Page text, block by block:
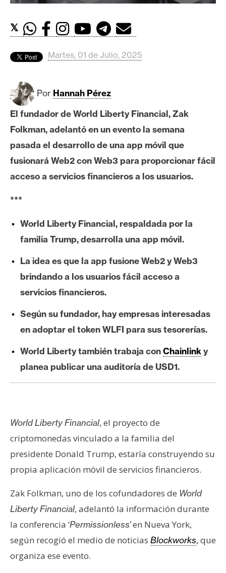
d
o
s
B
i
t
c
i
n
h
e
e
u
m
I
A
A
n
i
i
s
N
o
a
s
d
𝕏
Martes, 01 de Julio, 2025
Por Hannah Pérez
El fundador de World Liberty Financial, Zak
Folkman, adelantó en un evento la semana
pasada el desarrollo de una app móvil que
fusionará Web2 con Web3 para proporcionar fácil
acceso a servicios financieros a los usuarios.
***
World Liberty Financial, respaldada por la
familia Trump, desarrolla una app móvil.
La idea es que la app fusione Web2 y Web3
brindando a los usuarios fácil acceso a
servicios financieros.
Según su fundador, hay empresas interesadas
en adoptar el token WLFI para sus tesorerías.
World Liberty también trabaja conChainlinky
planea publicar una auditoría de USD1.
World Liberty Financial, el proyecto de
criptomonedas vinculado a la familia del
presidente Donald Trump, estaría construyendo su
propia aplicación móvil de servicios financieros.
Zak Folkman, uno de los cofundadores de World
Liberty Financial, adelantó la información durante
la conferencia ‘Permissionless’en Nueva York,
según recogió el medio de noticias Blockworks, que
organiza ese evento.